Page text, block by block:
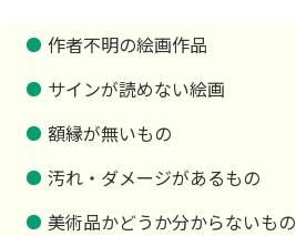
作者不明の絵画作品
サインが読めない絵画
額縁が無いもの
汚れ・ダメージがあるもの
美術品かどうか分からないもの